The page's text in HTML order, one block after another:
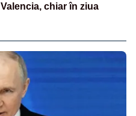
chiar în ziua